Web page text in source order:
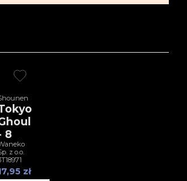
8
z o.o.
zł